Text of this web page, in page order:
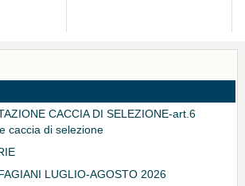
CACCIA DI SELEZIONE-art.6
caccia di selezione
LUGLIO-AGOSTO 2026